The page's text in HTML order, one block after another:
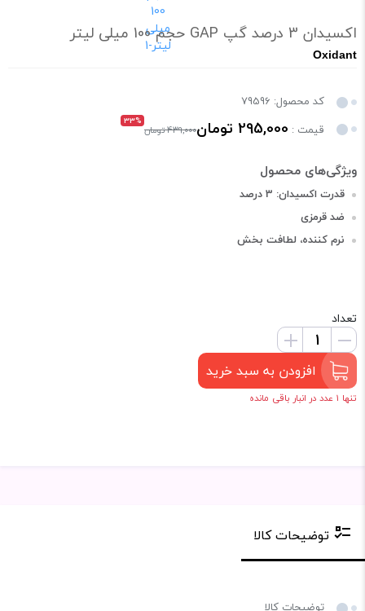
اکسیدان 3 درصد گپ GAP حجم 100 میلی لیتر
Oxidant
کد محصول: 79596
قیمت : 295,000 تومان 33%
439,000 تومان
قدرت اکسیدان: 3 درصد
ضد قرمزی
نرم کننده، لطافت بخش
تعداد
افزودن به سبد خرید
تنها 1 عدد در انبار باقی مانده
توضیحات کالا
توضیحات کالا